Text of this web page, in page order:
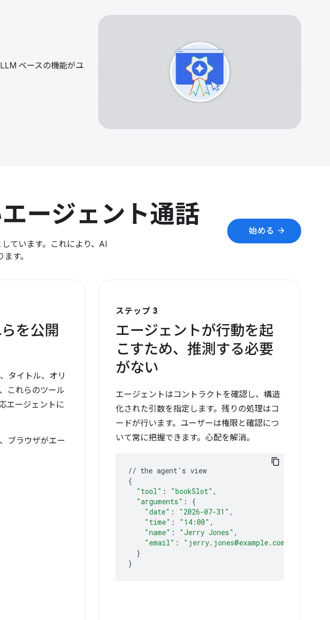
ベースの機能がユ
ージェント通話
ています。これにより、AI
す。
始める arrow_forward
を公開
タイトル、オリ
これらのツール
エージェントに
ステップ 3
エージェントが行動を起
こすため、推測する必要
がない
エージェントはコントラクトを確認し、構造
化された引数を指定します。残りの処理はコ
ードが行います。ユーザーは権限と確認につ
いて常に把握できます。心配を解消。
// the agent ' s
{
"tool" : "bookSlot"
"arguments" :
{
"date" : "2026-07-31"
"time" : "14:00"
"name" : "Jerry Jones"
"email" :
"jerry.jones@example.com"
}
}